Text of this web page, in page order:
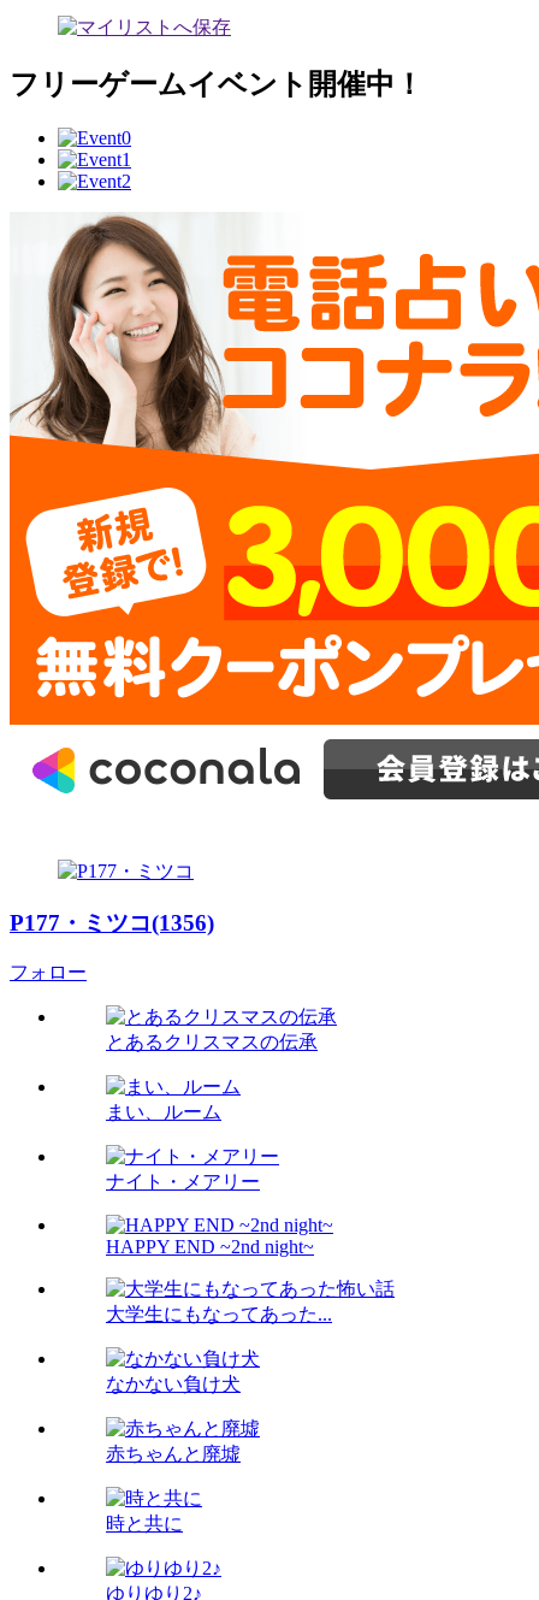
フリーゲームイベント開催中！
P177・ミツコ(1356)
フォロー
とあるクリスマスの伝承
まい、ルーム
ナイト・メアリー
HAPPY END ~2nd night~
大学生にもなってあった...
なかない負け犬
赤ちゃんと廃墟
時と共に
ゆりゆり2♪